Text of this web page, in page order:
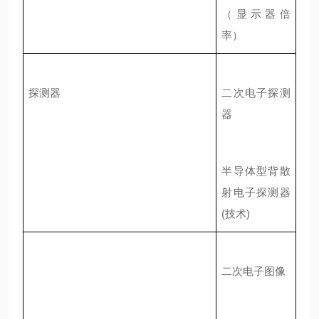
（显示器倍
率）
探测器
二次电子探测
器
半导体型背散
射电子探测器
(技术)
二次电子图像